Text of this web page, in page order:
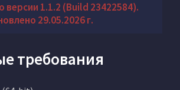
версии 1.1.2 (Build 23422584).
29.05.2026 г.
требования